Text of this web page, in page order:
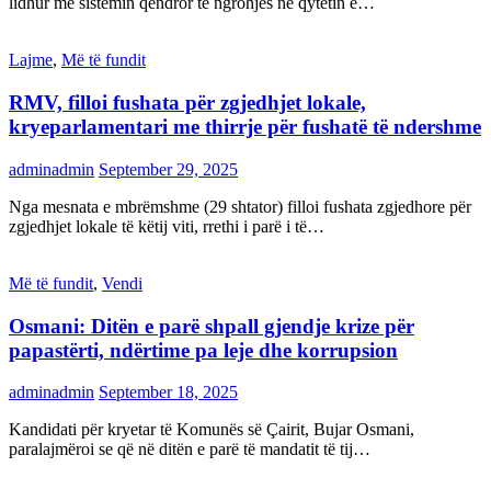
Lajme, Më të fundit
RMV, filloi fushata për zgjedhjet lokale,
kryeparlamentari me thirrje për fushatë të ndershme
adminadmin September 29, 2025
Nga mesnata e mbrëmshme (29 shtator) filloi fushata zgjedhore për
zgjedhjet lokale të këtij viti, rrethi i parë i të…
Më të fundit, Vendi
Osmani: Ditën e parë shpall gjendje krize për
papastërti, ndërtime pa leje dhe korrupsion
adminadmin September 18, 2025
Kandidati për kryetar të Komunës së Çairit, Bujar Osmani,
paralajmëroi se që në ditën e parë të mandatit të tij…